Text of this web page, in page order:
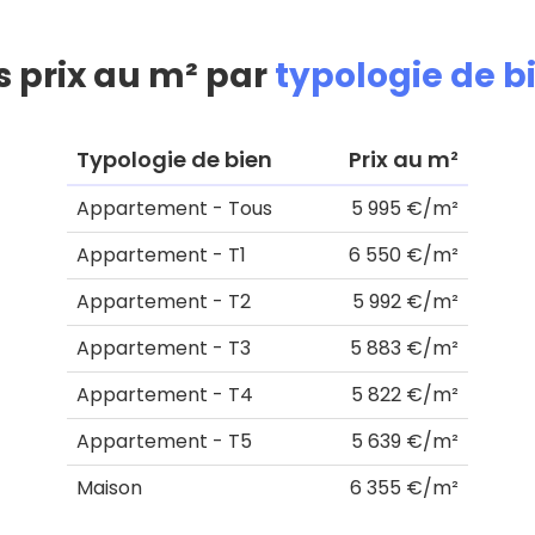
prix au m² partypologie de
Typologie de bien Prix au m²
Appartement - Tous
5 995 €/m²
Appartement - T1
6 550 €/m²
Appartement - T2
5 992 €/m²
Appartement - T3
5 883 €/m²
Appartement - T4
5 822 €/m²
Appartement - T5
5 639 €/m²
Maison
6 355 €/m²